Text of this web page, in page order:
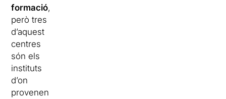
formació,
però tres
d’aquest
centres
són els
instituts
d’on
provenen